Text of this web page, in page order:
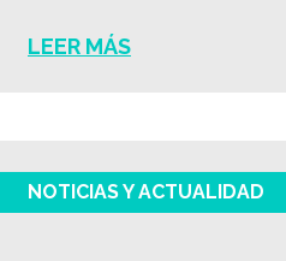
LEER MÁS
NOTICIAS Y ACTUALIDAD